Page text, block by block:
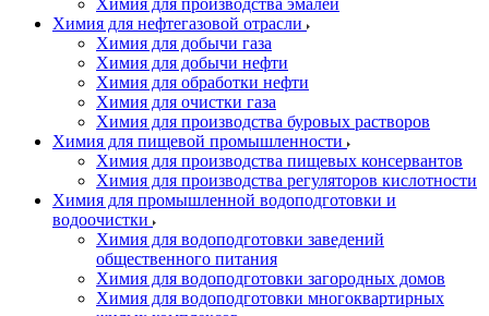
Химия для производства эмалей
Химия для нефтегазовой отрасли
Химия для добычи газа
Химия для добычи нефти
Химия для обработки нефти
Химия для очистки газа
Химия для производства буровых растворов
Химия для пищевой промышленности
Химия для производства пищевых консервантов
Химия для производства регуляторов кислотности
Химия для промышленной водоподготовки и
водоочистки
Химия для водоподготовки заведений
общественного питания
Химия для водоподготовки загородных домов
Химия для водоподготовки многоквартирных